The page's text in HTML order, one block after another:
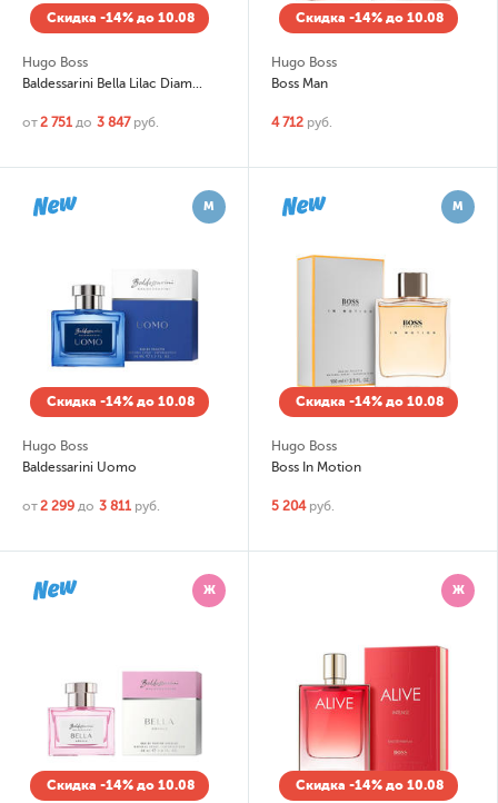
Скидка -14% до 10.08
Hugo Boss
Baldessarini Bella Lilac Diamond
от2 751 до 3 847 руб.
Скидка -14% до 10.08
Hugo Boss
Boss Man
4 712 руб.
М
Скидка -14% до 10.08
Hugo Boss
Baldessarini Uomo
от2 299 до 3 811 руб.
М
Скидка -14% до 10.08
Hugo Boss
Boss In Motion
5 204 руб.
Ж
Скидка -14% до 10.08
Ж
Скидка -14% до 10.08